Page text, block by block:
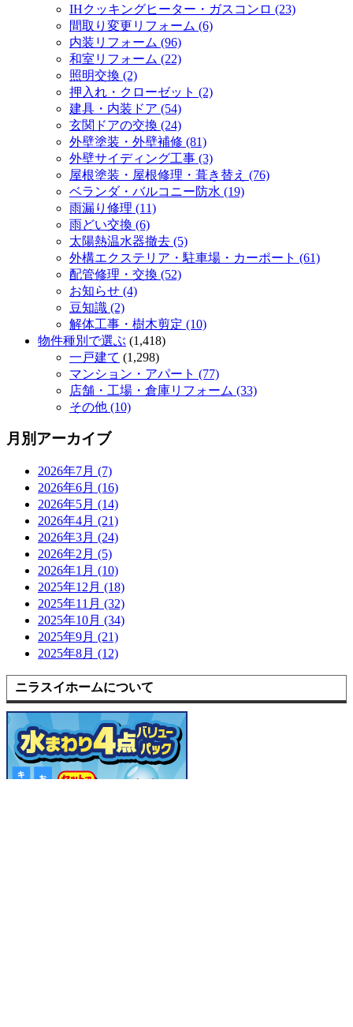
IHクッキングヒーター・ガスコンロ (23)
間取り変更リフォーム (6)
内装リフォーム (96)
和室リフォーム (22)
照明交換 (2)
押入れ・クローゼット (2)
建具・内装ドア (54)
玄関ドアの交換 (24)
外壁塗装・外壁補修 (81)
外壁サイディング工事 (3)
屋根塗装・屋根修理・葺き替え (76)
ベランダ・バルコニー防水 (19)
雨漏り修理 (11)
雨どい交換 (6)
太陽熱温水器撤去 (5)
外構エクステリア・駐車場・カーポート (61)
配管修理・交換 (52)
お知らせ (4)
豆知識 (2)
解体工事・樹木剪定 (10)
物件種別で選ぶ (1,418)
一戸建て (1,298)
マンション・アパート (77)
店舗・工場・倉庫リフォーム (33)
その他 (10)
月別アーカイブ
2026年7月 (7)
2026年6月 (16)
2026年5月 (14)
2026年4月 (21)
2026年3月 (24)
2026年2月 (5)
2026年1月 (10)
2025年12月 (18)
2025年11月 (32)
2025年10月 (34)
2025年9月 (21)
2025年8月 (12)
ニラスイホームについて